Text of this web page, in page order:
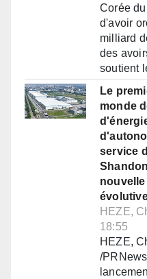
Corée
d'avoir
milliard
des
soutient
Le
monde
service
HEZE,
18:55
HEZE,
/